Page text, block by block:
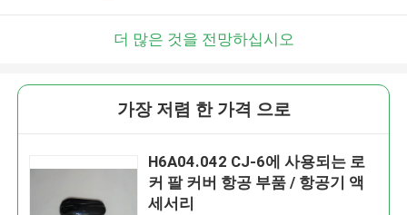
더 많은 것을 전망하십시오
가장 저렴 한 가격 으로
H6A04.042 CJ-6에 사용되는 로
커 팔 커버 항공 부품 / 항공기 액
세서리